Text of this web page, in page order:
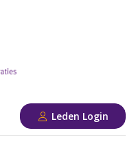
Leden Login